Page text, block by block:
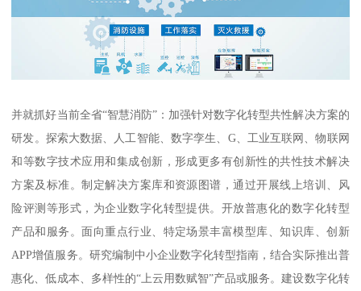
并就抓好当前全省“智慧消防”：加强针对数字化转型共性解决方案的
研发。探索大数据、人工智能、数字孪生、G、工业互联网、物联网
和等数字技术应用和集成创新，形成更多有创新性的共性技术解决
方案及标准。制定解决方案库和资源图谱，通过开展线上培训、风
险评测等形式，为企业数字化转型提供。开放普惠化的数字化转型
产品和服务。面向重点行业、特定场景丰富模型库、知识库、创新
APP增值服务。研究编制中小企业数字化转型指南，结合实际推出普
惠化、低成本、多样性的“上云用数赋智”产品或服务。建设数字化转